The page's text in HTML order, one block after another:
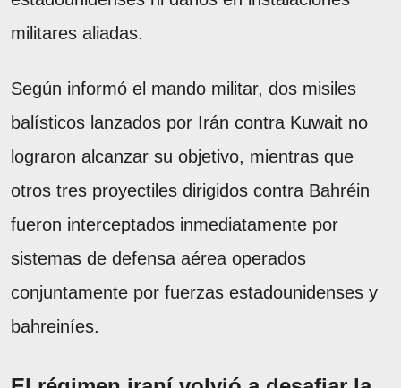
militares aliadas.
Según informó el mando militar, dos misiles
balísticos lanzados por Irán contra Kuwait no
lograron alcanzar su objetivo, mientras que
otros tres proyectiles dirigidos contra Bahréin
fueron interceptados inmediatamente por
sistemas de defensa aérea operados
conjuntamente por fuerzas estadounidenses y
bahreiníes.